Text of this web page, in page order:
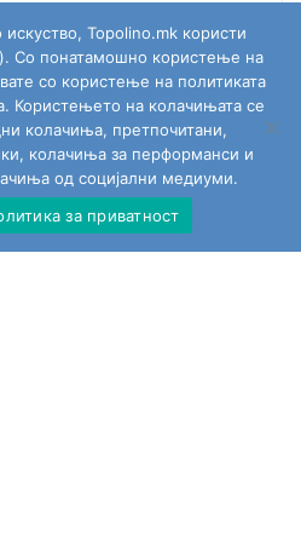
8,490.00
Во Кошница
на веб страната
сметка Пребарај
Topolino.mk користи
Со понатамошно користење на
со користење на политиката
Користењето на колачињата се
колачиња, претпочитани,
колачиња за перформанси и
од социјални медиуми.
за приватност